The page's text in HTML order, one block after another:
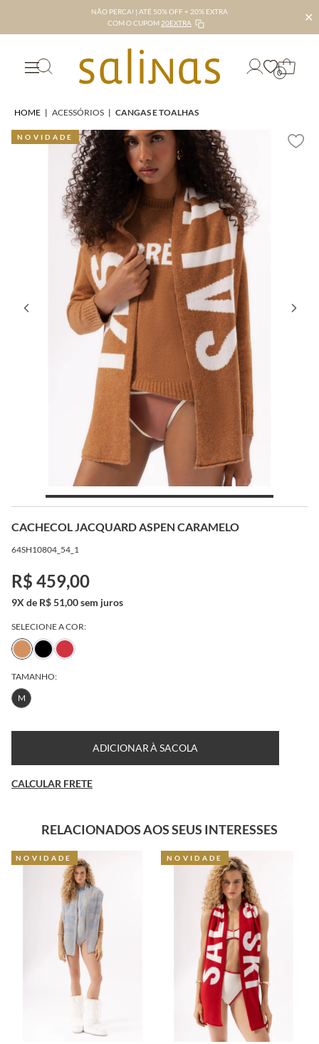
NÃO PERCA! | ATÉ 50% OFF + 20% EXTRA
COM O CUPOM 20EXTRA ✕
0
HOME | ACESSÓRIOS | CANGAS E TOALHAS
NOVIDADE
CACHECOL JACQUARD ASPEN CARAMELO
64SH10804_54_1
R$ 459,00
9X de R$ 51,00 sem juros
SELECIONE A COR:
TAMANHO:
M
ADICIONAR À SACOLA
CALCULAR FRETE
RELACIONADOS AOS SEUS INTERESSES
NOVIDADE NOVIDADE